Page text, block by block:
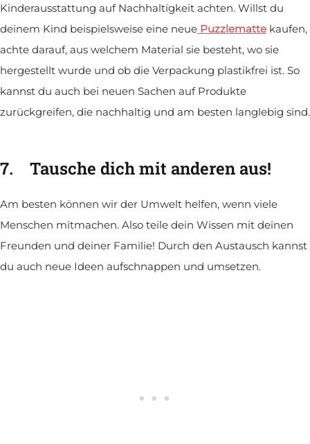
Kinderausstattung auf Nachhaltigkeit achten. Willst du
deinem Kind beispielsweise eine neue Puzzlematte kaufen,
achte darauf, aus welchem Material sie besteht, wo sie
hergestellt wurde und ob die Verpackung plastikfrei ist. So
kannst du auch bei neuen Sachen auf Produkte
zurückgreifen, die nachhaltig und am besten langlebig sind.
7. Tausche dich mit anderen aus!
Am besten können wir der Umwelt helfen, wenn viele
Menschen mitmachen. Also teile dein Wissen mit deinen
Freunden und deiner Familie! Durch den Austausch kannst
du auch neue Ideen aufschnappen und umsetzen.